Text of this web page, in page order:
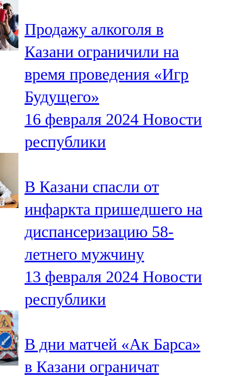
102,6 FM
Чирмешән
107,7 FM
Чистай
103,0 FM
Чүпрәле
Шәмәрдән
102,3 FM
Яңа чишмә
107,0 FM
Яр Чаллы
105,5 FM
Продажу алкоголя в
Казани ограничили на
время проведения «Игр
Будущего»
16 февраля 2024 Новости
республики
В Казани спасли от
инфаркта пришедшего на
диспансеризацию 58-
летнего мужчину
13 февраля 2024 Новости
республики
В дни матчей «Ак Барса»
в Казани ограничат